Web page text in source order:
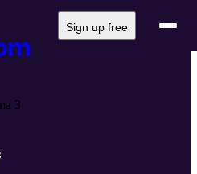
Sign up free
3